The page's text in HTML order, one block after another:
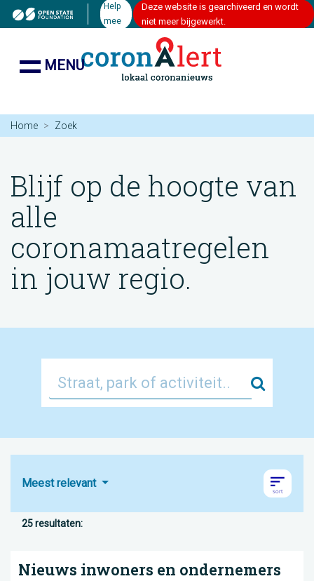
Help
mee
Deze website is gearchiveerd en wordt
niet meer bijgewerkt.
MENU
Home Zoek
Blijf op de hoogte van
alle
coronamaatregelen
in jouw regio.
Zoek
Meest relevant
25 resultaten:
Nieuws inwoners en ondernemers